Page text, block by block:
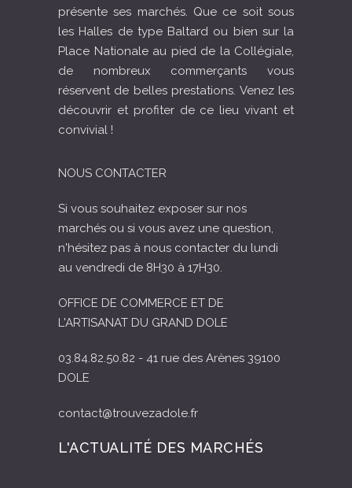
présente ses marchés. Que ce soit sous
les Halles de type Baltard ou bien sur la
Place Nationale au pied de la Collégiale,
de nombreux commerçants vous
réservent de belles prestations. Venez les
découvrir et profiter de ce lieu vivant et
convivial !
NOUS CONTACTER
Si vous souhaitez exposer sur nos
marchés ou si vous avez une question,
n'hésitez pas à nous contacter du lundi
au vendredi de 8H30 à 17H30.
OFFICE DE COMMERCE ET DE
L'ARTISANAT DU GRAND DOLE
03.84.82.50.82 - 41 rue des Arènes 39100
DOLE
contact@trouvezadole.fr
L'ACTUALITÉ DES MARCHÉS